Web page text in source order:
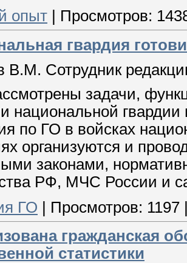
опыт
Просмотров:
гвардия
В.М. Сотрудник
задачи,
национальной
по ГО в войсках
организуются и
законами,
РФ, МЧС России и
ГО | Просмотров: 1197
гражданская
статистики